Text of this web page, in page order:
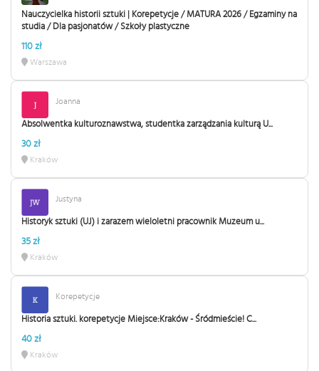
Nauczycielka historii sztuki | Korepetycje / MATURA 2026 / Egzaminy na
studia / Dla pasjonatów / Szkoły plastyczne
110 zł
Warszawa
Joanna
Absolwentka kulturoznawstwa, studentka zarządzania kulturą U...
30 zł
Kraków
Justyna
Historyk sztuki (UJ) i zarazem wieloletni pracownik Muzeum u...
35 zł
Kraków
Korepetycje
Historia sztuki. korepetycje Miejsce:Kraków - Śródmieście! C...
40 zł
Kraków